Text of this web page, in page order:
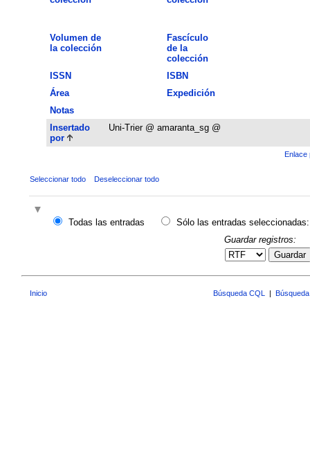
Volumen de
la colección
Fascículo
de la
colección
ISSN
ISBN
Área
Expedición
Notas
Insertado
por
Uni-Trier @ amaranta_sg @
Enlace
Seleccionar todo Deseleccionar todo
Todas las entradas
Sólo las entradas seleccionadas:
Guardar registros:
Guardar
Inicio Búsqueda CQL